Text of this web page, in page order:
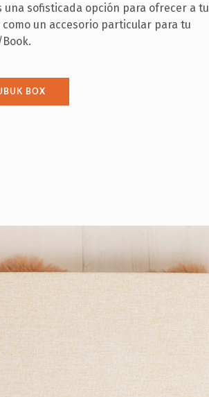
una sofisticada opción para ofrecer a tu
un accesorio particular para tu
BOX